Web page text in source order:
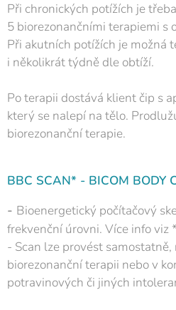
Při chronických potížích je
5 biorezonančními terapiemi s
Při akutních potížích je možná
i několikrát týdně dle obtíží.
Po terapii dostává klient čip s
který se nalepí na tělo.
biorezonanční terapie.
BBC SCAN* - BICOM BODY
- Bioenergetický počítačový
frekvenční úrovni. Více info viz
- Scan lze provést
biorezonanční terapii nebo v
potravinových či jiných